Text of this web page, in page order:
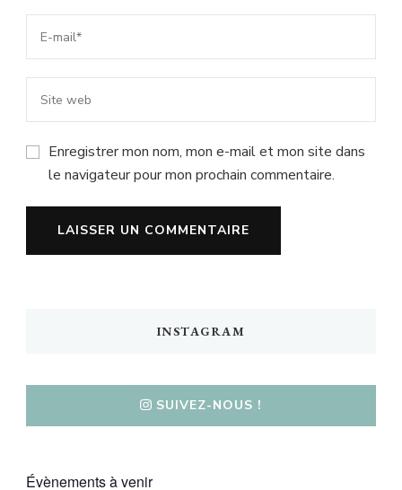
Enregistrer mon nom, mon e-mail et mon site dans
le navigateur pour mon prochain commentaire.
INSTAGRAM
SUIVEZ-NOUS !
Évènements à venir